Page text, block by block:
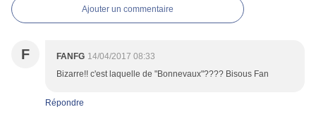
Ajouter un commentaire
F FANFG 14/04/2017 08:33
Bizarre!! c'est laquelle de "Bonnevaux"???? Bisous Fan
Répondre